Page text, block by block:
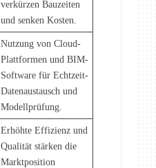
verkürzen Bauzeiten
und senken Kosten.
Nutzung von Cloud-
Plattformen und BIM-
Software für Echtzeit-
Datenaustausch und
Modellprüfung.
Erhöhte Effizienz und
Qualität stärken die
Marktposition